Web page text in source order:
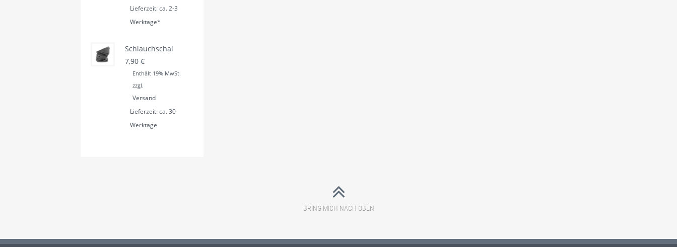
Lieferzeit: ca. 2-3
Werktage*
Schlauchschal
7,90 €
Enthält 19% MwSt.
zzgl.
Versand
Lieferzeit: ca. 30
Werktage
BRING MICH NACH OBEN